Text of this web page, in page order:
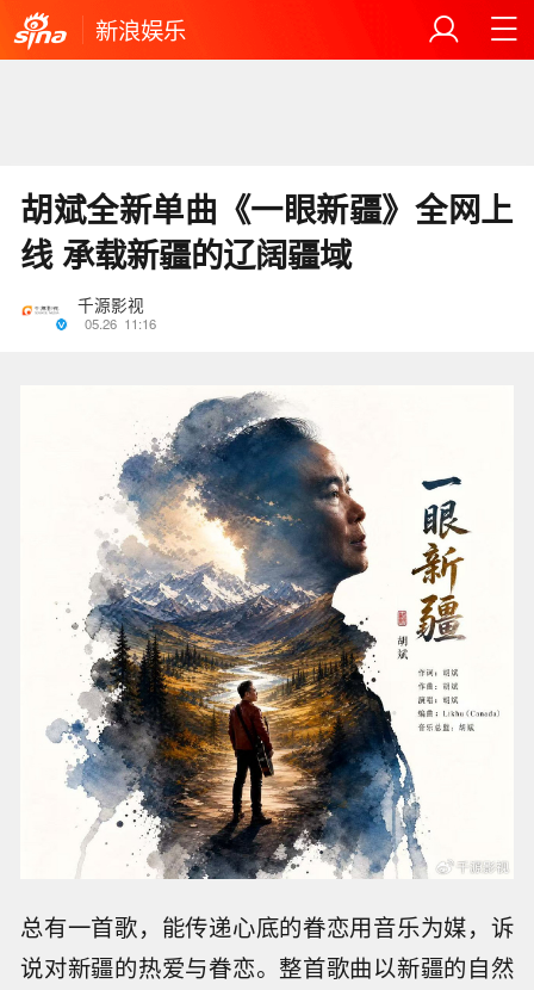
新浪娱乐
胡斌全新单曲《一眼新疆》全网上
线 承载新疆的辽阔疆域
千源影视
05.26 11:16
总有一首歌，能传递心底的眷恋用音乐为媒，诉
说对新疆的热爱与眷恋。整首歌曲以新疆的自然